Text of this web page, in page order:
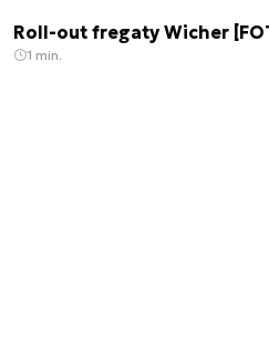
Roll-out fregaty Wicher
1 min.